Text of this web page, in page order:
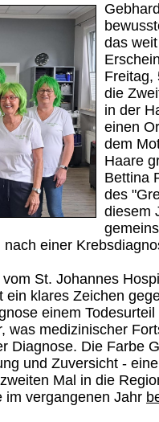
das
Freitag,
die
in der
einen
dem
Haare
Bettina
des
diesem
einer
St. Johannes
ein klares Zeichen
einem
was medizinischer
Diagnose. Die Farbe
und Zuversicht -
Mal in die
im vergangenen Jahr